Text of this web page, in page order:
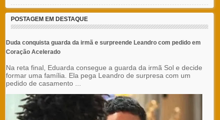
POSTAGEM EM DESTAQUE
Duda conquista guarda da irmã e surpreende Leandro com pedido em
Coração Acelerado
Na reta final, Eduarda consegue a guarda da irmã Sol e decide
formar uma família. Ela pega Leandro de surpresa com um
pedido de casamento ...